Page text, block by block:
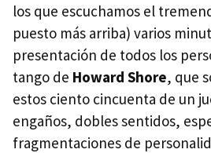
los que escuchamos el
puesto más arriba) varios
presentación de todos los
tango de Howard Shore, que
estos ciento cincuenta de un
engaños, dobles sentidos,
fragmentaciones de